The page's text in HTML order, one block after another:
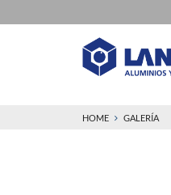
HOME GALERÍA